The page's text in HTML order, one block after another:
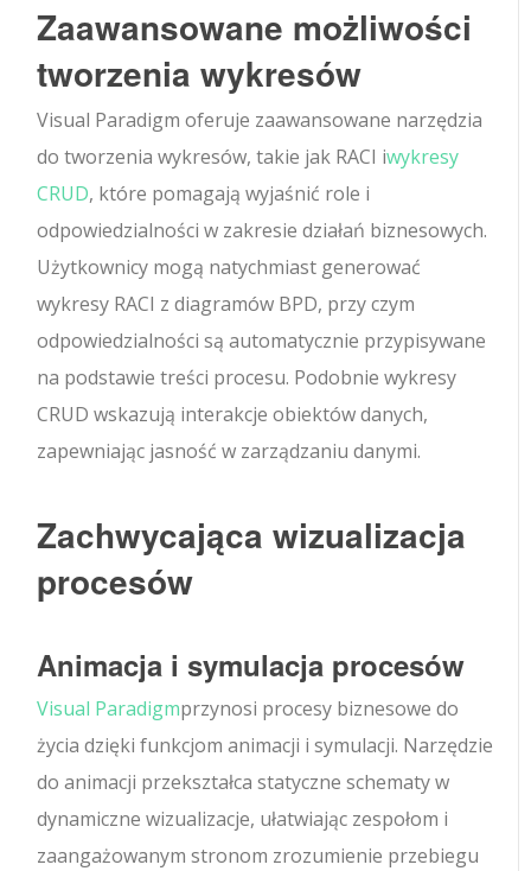
Zaawansowane możliwości
tworzenia wykresów
Visual Paradigm oferuje zaawansowane narzędzia
do tworzenia wykresów, takie jak RACI iwykresy
CRUD, które pomagają wyjaśnić role i
odpowiedzialności w zakresie działań biznesowych.
Użytkownicy mogą natychmiast generować
wykresy RACI z diagramów BPD, przy czym
odpowiedzialności są automatycznie przypisywane
na podstawie treści procesu. Podobnie wykresy
CRUD wskazują interakcje obiektów danych,
zapewniając jasność w zarządzaniu danymi.
Zachwycająca wizualizacja
procesów
Animacja i symulacja procesów
Visual Paradigmprzynosi procesy biznesowe do
życia dzięki funkcjom animacji i symulacji. Narzędzie
do animacji przekształca statyczne schematy w
dynamiczne wizualizacje, ułatwiając zespołom i
zaangażowanym stronom zrozumienie przebiegu